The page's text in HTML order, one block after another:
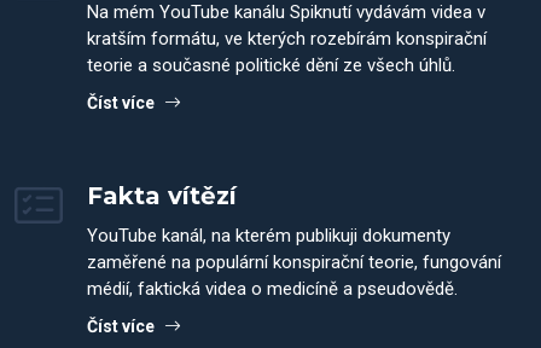
Na mém YouTube kanálu Spiknutí vydávám videa v
kratším formátu, ve kterých rozebírám konspirační
teorie a současné politické dění ze všech úhlů.
Číst více
Fakta vítězí
YouTube kanál, na kterém publikuji dokumenty
zaměřené na populární konspirační teorie, fungování
médií, faktická videa o medicíně a pseudovědě.
Číst více